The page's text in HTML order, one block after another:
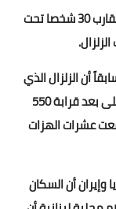
إلى ذلك، أعلن وزير الصحة التركي أن هناك ما يقارب 30 شخصا تحت
أن الزلزال الذي
بلغت شدته 6.8 درجة وقع في إقليم ألازيغ على بعد قرابة 550
عشرات الهزات
أن السكان